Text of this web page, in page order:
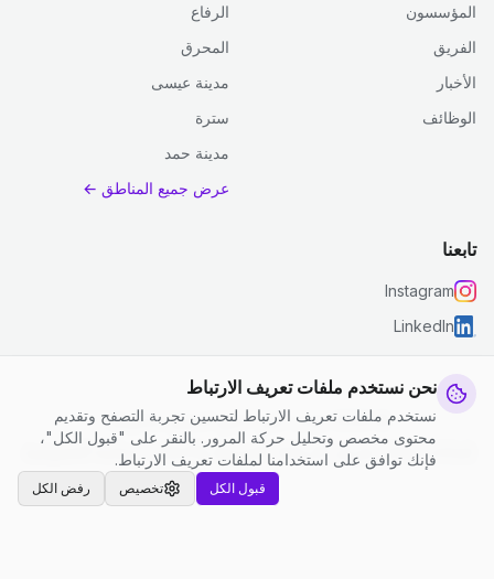
نحن نستخدم ملفات تعريف الارتباط
نستخدم ملفات تعريف الارتباط لتحسين تجربة التصفح وتقديم
محتوى مخصص وتحليل حركة المرور. بالنقر على "قبول الكل"،
فإنك توافق على استخدامنا لملفات تعريف الارتباط.
رفض الكل تخصيص قبول الكل
المؤسسون
الفريق
الأخبار
الوظائف
الرفاع
المحرق
مدينة عيسى
سترة
مدينة حمد
عرض جميع المناطق ←
تابعنا
Instagram
LinkedIn
© 2026 جست كلين. جميع الحقوق محفوظة.
سياسة الخصوصية
الشروط والأحكام | إعدادات ملفات تعريف الارتباط